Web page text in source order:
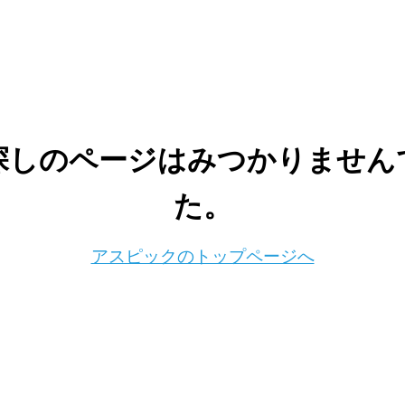
しのページはみつかりません
た。
アスピックのトップページへ